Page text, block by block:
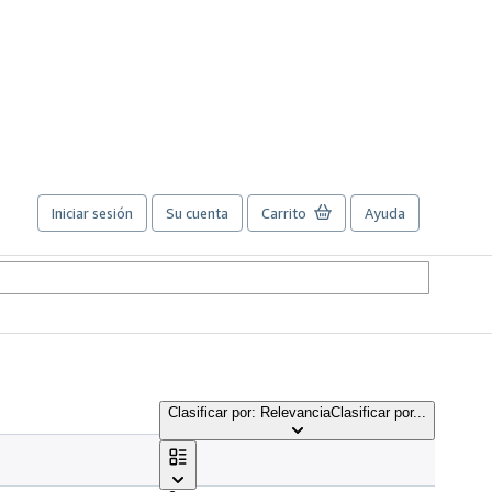
Iniciar sesión Su cuenta Carrito Ayuda
Clasificar por: RelevanciaClasificar por...